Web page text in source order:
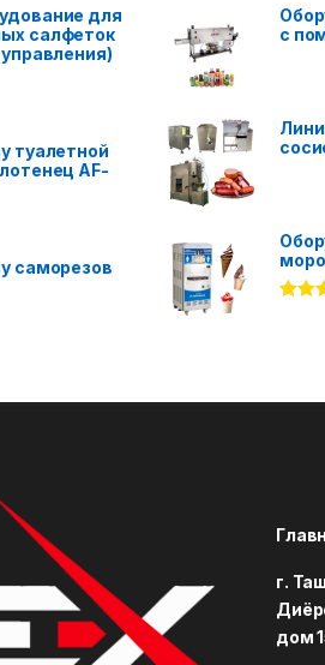
для
салфеток
туалетной
AF-
саморезов
с
г.
дом